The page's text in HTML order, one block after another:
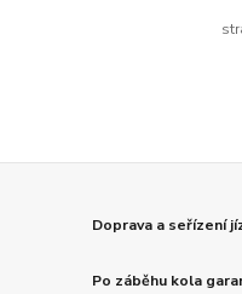
Doprava a seřízení
Po záběhu kola